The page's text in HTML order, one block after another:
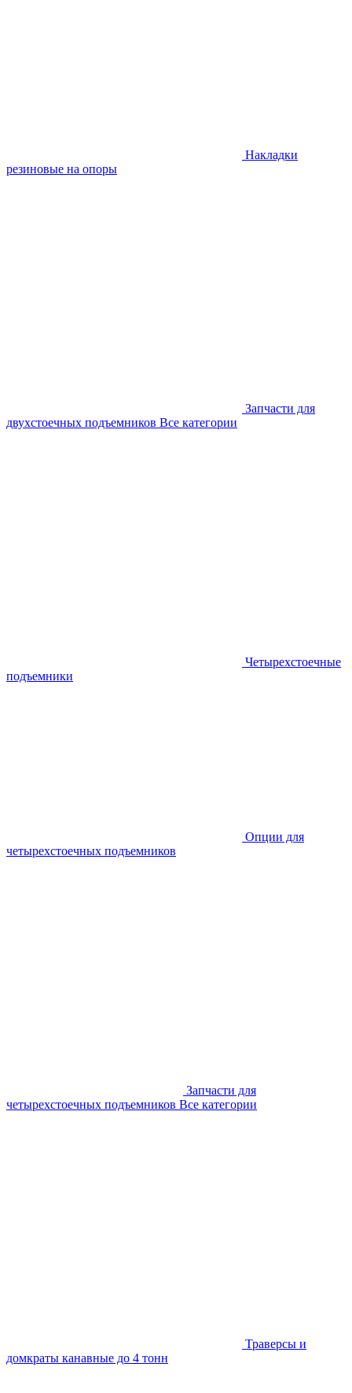
Накладки
резиновые на опоры
Запчасти для
двухстоечных подъемников Все категории
Четырехстоечные
подъемники
Опции для
четырехстоечных подъемников
Запчасти для
четырехстоечных подъемников Все категории
Траверсы и
домкраты канавные до 4 тонн